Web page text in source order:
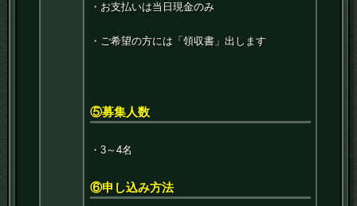
・お支払いは当日現金のみ
・ご希望の方には「領収書」出します
⑤募集人数
・3～4名
⑥申し込み方法